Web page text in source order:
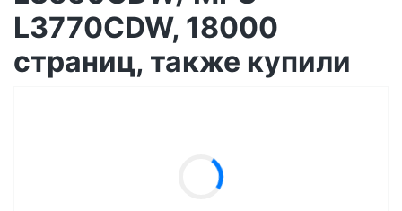
L3770CDW, 18000
страниц, также купили